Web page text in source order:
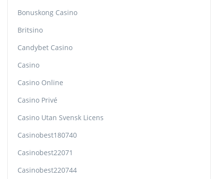
Bonuskong Casino
Britsino
Candybet Casino
Casino
Casino Online
Casino Privé
Casino Utan Svensk Licens
Casinobest180740
Casinobest22071
Casinobest220744